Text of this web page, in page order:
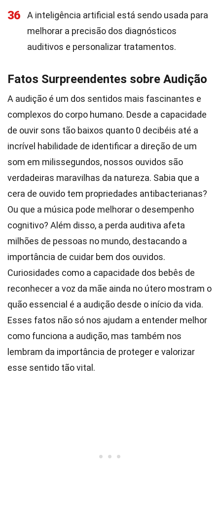
36
A inteligência artificial está sendo usada para
melhorar a precisão dos diagnósticos
auditivos e personalizar tratamentos.
Fatos Surpreendentes sobre Audição
A audição é um dos sentidos mais fascinantes e
complexos do corpo humano. Desde a capacidade
de ouvir sons tão baixos quanto 0 decibéis até a
incrível habilidade de identificar a direção de um
som em milissegundos, nossos ouvidos são
verdadeiras maravilhas da natureza. Sabia que a
cera de ouvido tem propriedades antibacterianas?
Ou que a música pode melhorar o desempenho
cognitivo? Além disso, a perda auditiva afeta
milhões de pessoas no mundo, destacando a
importância de cuidar bem dos ouvidos.
Curiosidades como a capacidade dos bebês de
reconhecer a voz da mãe ainda no útero mostram o
quão essencial é a audição desde o início da vida.
Esses fatos não só nos ajudam a entender melhor
como funciona a audição, mas também nos
lembram da importância de proteger e valorizar
esse sentido tão vital.